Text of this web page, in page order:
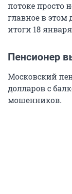
потоке просто
главное в этом
итоги 18
Пенсионер
Московский
долларов с
мошенников.